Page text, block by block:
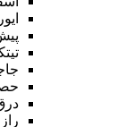
ایور
راز